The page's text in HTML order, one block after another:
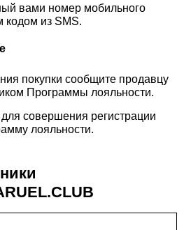
вами номер мобильного
из SMS.
покупки сообщите продавцу
Программы лояльности.
совершения регистрации
лояльности.